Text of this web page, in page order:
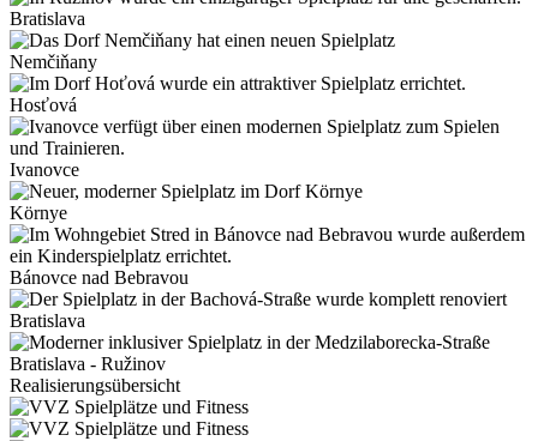
Bratislava
Nemčiňany
Hosťová
Ivanovce
Környe
Bánovce nad Bebravou
Bratislava
Bratislava - Ružinov
Realisierungsübersicht